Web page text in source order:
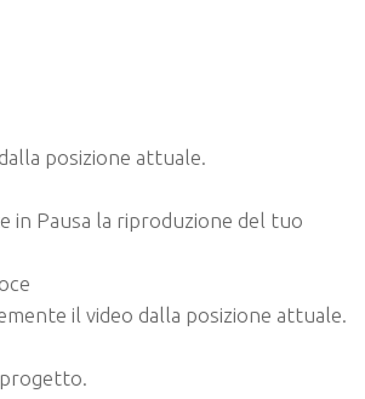
posizione attuale.
in Pausa la riproduzione del tuo
il video dalla posizione attuale.